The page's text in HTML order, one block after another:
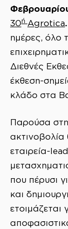
30ή Agrotica.
ημέρες, όλο
Διεθνές
έκθεση-
κλάδο στα
Παρούσα στη
ακτινοβολία
εταιρεία-
που πέρυσι
και
ετοιμάζεται